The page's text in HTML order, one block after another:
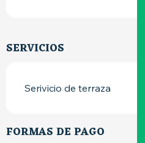
SERVICIOS
Serivicio de terraza
FORMAS DE PAGO